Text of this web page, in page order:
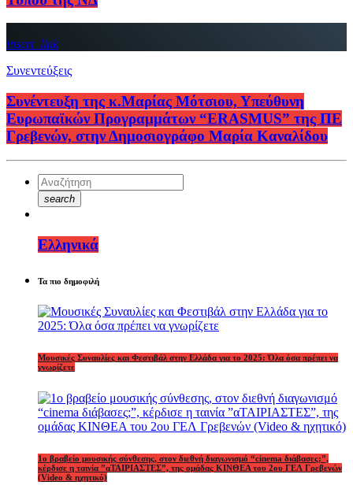
insert_link
Συνεντεύξεις
Συνέντευξη της κ.Μαρίας Μότσιου, Υπεύθυνη
Ευρωπαϊκών Προγραμμάτων “ERASMUS” της ΠΕ
Γρεβενών, στην Δημοσιογράφο Μαρία Καναλίδου
search
Ελληνικά
Τα πιο δημοφιλή
Μουσικές Συναυλίες και Φεστιβάλ στην Ελλάδα για το 2025: Όλα όσα πρέπει να
γνωρίζετε
1o βραβείο μουσικής σύνθεσης, στον διεθνή διαγωνισμό “cinema διάβασες;”,
κέρδισε η ταινία ”αΤΑΙΡΙΑΣΤΕΣ”, της ομάδας ΚΙΝΘΕΑ του 2ου ΓΕΛ Γρεβενών
(Video & ηχητικό)